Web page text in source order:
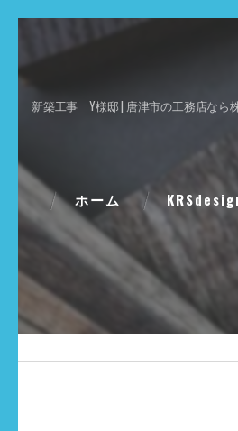
新築工事 Y様邸 | 唐津市の工務店なら
ホーム